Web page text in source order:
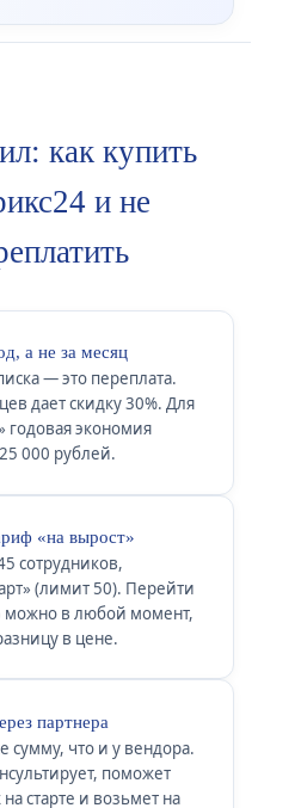
как купить
и не
а не за месяц
— это переплата.
дает скидку 30%. Для
годовая экономия
000 рублей.
«на вырост»
сотрудников,
(лимит 50). Перейти
можно в любой момент,
в цене.
партнера
сумму, что и у вендора.
поможет
старте и возьмет на